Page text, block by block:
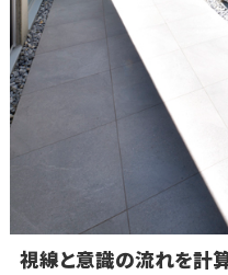
視線と意識の流れを計